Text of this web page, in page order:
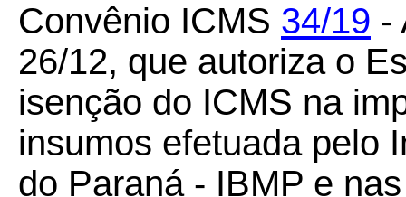
Convênio ICMS 34/19 -
26/12, que autoriza o
isenção do ICMS na
insumos efetuada pelo
do Paraná - IBMP e